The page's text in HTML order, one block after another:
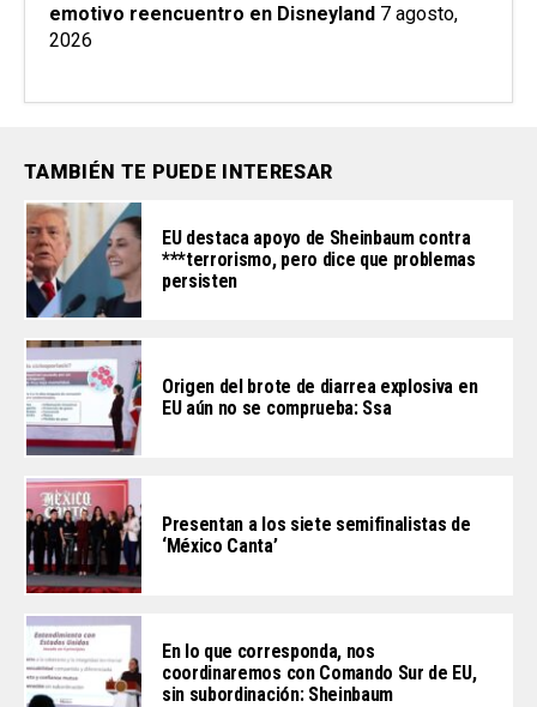
emotivo reencuentro en Disneyland 7 agosto,
2026
TAMBIÉN TE PUEDE INTERESAR
EU destaca apoyo de Sheinbaum contra
***terrorismo, pero dice que problemas
persisten
Origen del brote de diarrea explosiva en
EU aún no se comprueba: Ssa
Presentan a los siete semifinalistas de
‘México Canta’
En lo que corresponda, nos
coordinaremos con Comando Sur de EU,
sin subordinación: Sheinbaum